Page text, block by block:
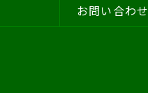
お問い合わせ